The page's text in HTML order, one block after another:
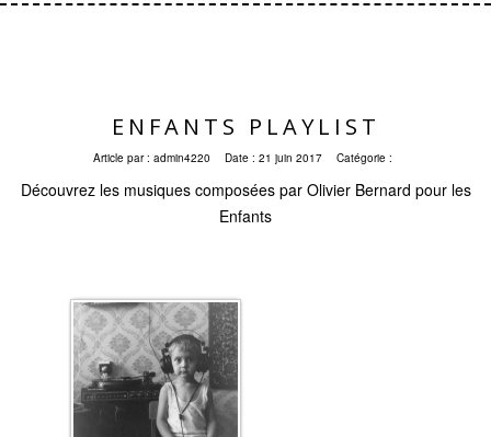
ENFANTS PLAYLIST
Article par : admin4220 Date : 21 juin 2017 Catégorie :
Découvrez les musiques composées par Olivier Bernard pour les
Enfants